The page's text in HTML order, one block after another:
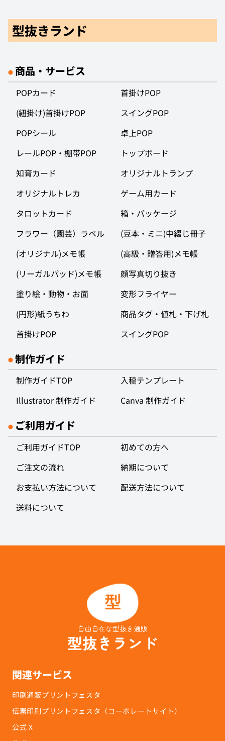
型抜きランド
● 商品・サービス
POPカード
首掛けPOP
(紐掛け)首掛けPOP
スイングPOP
POPシール
卓上POP
レールPOP・棚帯POP
トップボード
知育カード
オリジナルトランプ
オリジナルトレカ
ゲーム用カード
タロットカード
箱・パッケージ
フラワー（園芸）ラベル
(豆本・ミニ)中綴じ冊子
(オリジナル)メモ帳
(高級・贈答用)メモ帳
(リーガルパッド)メモ帳
顔写真切り抜き
塗り絵・動物・お面
変形フライヤー
(円形)紙うちわ
商品タグ・値札・下げ札
首掛けPOP
スイングPOP
● 制作ガイド
制作ガイドTOP
入稿テンプレート
Illustrator 制作ガイド
Canva 制作ガイド
● ご利用ガイド
ご利用ガイドTOP
初めての方へ
ご注文の流れ
納期について
お支払い方法について
配送方法について
送料について
自由自在な型抜き通販
型抜きランド
関連サービス
印刷通販プリントフェスタ
伝票印刷プリントフェスタ（コーポレートサイト）
公式 X